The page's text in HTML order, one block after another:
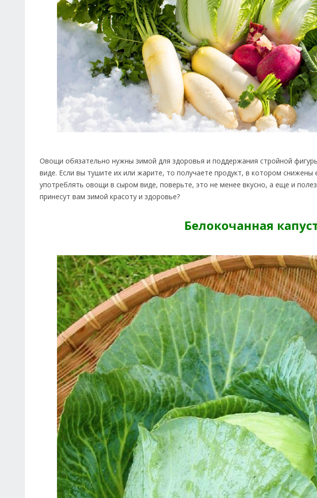
Овощи обязательно нужны зимой для здоровья и поддержания стройной
виде. Если вы тушите их или жарите, то получаете продукт, в котором снижены
употреблять овощи в сыром виде, поверьте, это не менее вкусно, а еще и
принесут вам зимой красоту и здоровье?
Белокочанная